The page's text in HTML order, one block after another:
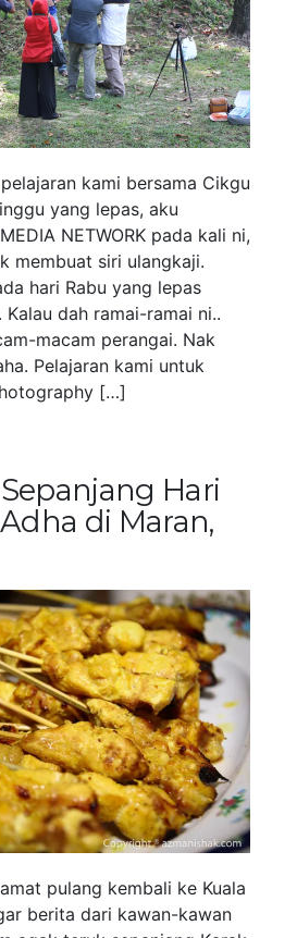
kami bersama Cikgu
yang lepas, aku
NETWORK pada kali ni,
membuat siri ulangkaji.
hari Rabu yang lepas
dah ramai-ramai ni..
macam perangai. Nak
Pelajaran kami untuk
[…]
Hari
di Maran,
pulang kembali ke Kuala
berita dari kawan-kawan